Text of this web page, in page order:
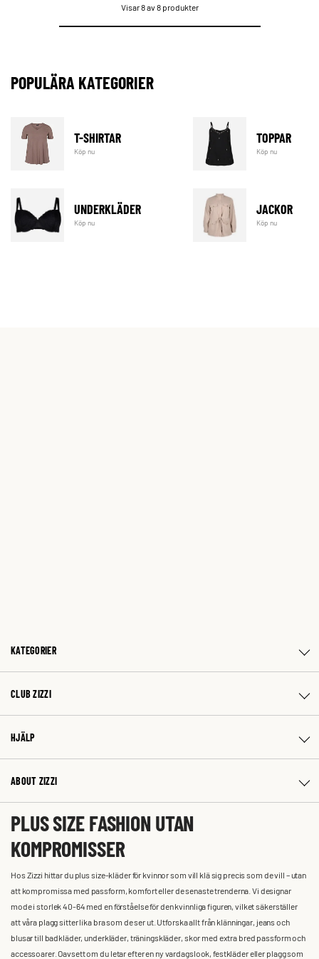
Visar 8 av 8 produkter
POPULÄRA KATEGORIER
T-SHIRTAR
Köp nu
TOPPAR
Köp nu
UNDERKLÄDER
Köp nu
JACKOR
Köp nu
KATEGORIER
CLUB ZIZZI
HJÄLP
ABOUT ZIZZI
PLUS SIZE FASHION UTAN
KOMPROMISSER
Hos Zizzi hittar du plus size-kläder för kvinnor som vill klä sig precis som de vill – utan
att kompromissa med passform, komfort eller de senaste trenderna. Vi designar
mode i storlek 40-64 med en förståelse för den kvinnliga figuren, vilket säkerställer
att våra plagg sitter lika bra som de ser ut. Utforska allt från klänningar, jeans och
blusar till badkläder, underkläder, träningskläder, skor med extra bred passform och
accessoarer. Oavsett om du letar efter en ny vardagslook, festkläder eller plagg som